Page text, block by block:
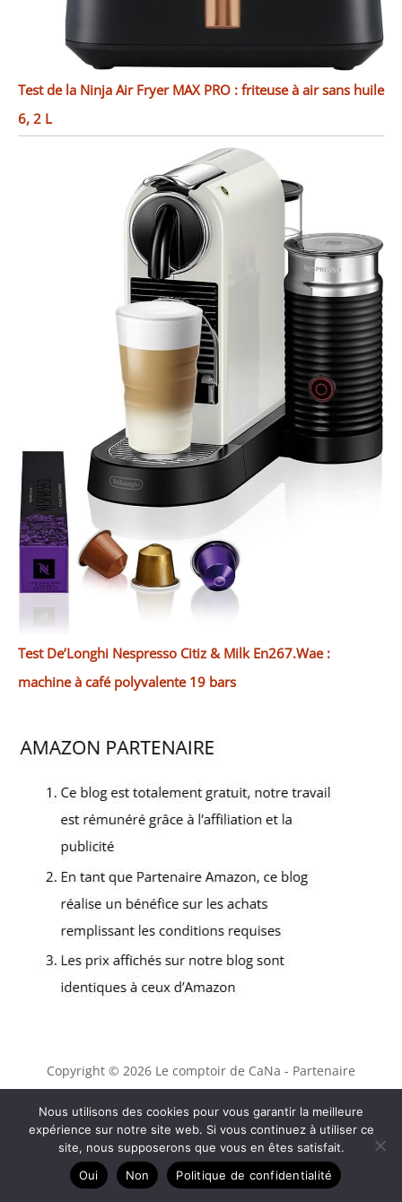
Test de la Ninja Air Fryer MAX PRO : friteuse à air sans huile
6, 2 L
Test De’Longhi Nespresso Citiz & Milk En267.Wae :
machine à café polyvalente 19 bars
Copyright © 2026 Le comptoir de CaNa - Partenaire
Amazon
Contact
Mentions légales
Politique de confidentialité
Nous utilisons des cookies pour vous garantir la meilleure
expérience sur notre site web. Si vous continuez à utiliser ce
site, nous supposerons que vous en êtes satisfait.
Oui
Non Politique de confidentialité